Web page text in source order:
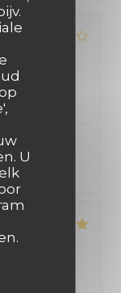
U
/5
Service